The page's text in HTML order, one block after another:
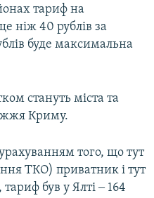
тариф на
ніж 40 рублів за
буде максимальна
стануть міста та
Криму.
того, що тут
ТКО) приватник і тут
був у Ялті ‒ 164